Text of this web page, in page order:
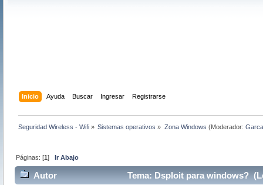
Inicio Ayuda Buscar Ingresar Registrarse
Seguridad Wireless - Wifi » Sistemas operativos » Zona Windows (Moderador:
Páginas: [1]Ir Abajo
Autor Tema: Dsploit para windows?